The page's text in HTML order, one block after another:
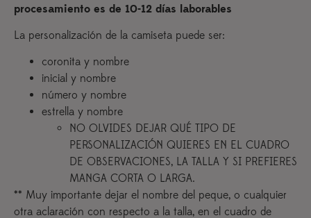
procesamiento es de 10-12 días laborables
La personalización de la camiseta puede ser:
coronita y nombre
inicial y nombre
número y nombre
estrella y nombre
NO OLVIDES DEJAR QUÉ TIPO DE
PERSONALIZACIÓN QUIERES EN EL CUADRO
DE OBSERVACIONES, LA TALLA Y SI PREFIERES
MANGA CORTA O LARGA.
** Muy importante dejar el nombre del peque, o cualquier
otra aclaración con respecto a la talla, en el cuadro de